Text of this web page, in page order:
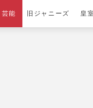
芸能 旧ジャニーズ 皇室